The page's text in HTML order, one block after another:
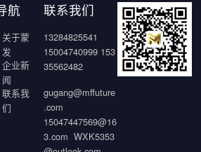
航
关于蒙
发
企业新
闻
联系我
们
联系我们
13284825541
15004740999 153
35562482
gugang@mffuture
.com
15047447569@16
3.com WXK5353